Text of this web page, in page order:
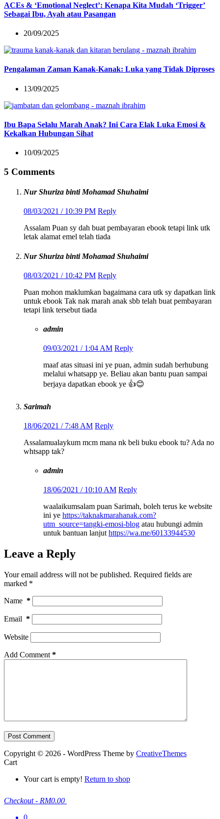
ACEs & ‘Emotional Neglect’: Kenapa Kita Mudah ‘Trigger’
Sebagai Ibu, Ayah atau Pasangan
20/09/2025
Pengalaman Zaman Kanak-Kanak: Luka yang Tidak Diproses
13/09/2025
Ibu Bapa Selalu Marah Anak? Ini Cara Elak Luka Emosi &
Kekalkan Hubungan Sihat
10/09/2025
5 Comments
Nur Shuriza binti Mohamad Shuhaimi
08/03/2021 / 10:39 PM Reply
Assalam Puan sy dah buat pembayaran ebook tetapi link utk
letak alamat emel telah tiada
Nur Shuriza binti Mohamad Shuhaimi
08/03/2021 / 10:42 PM Reply
Puan mohon maklumkan bagaimana cara utk sy dapatkan link
untuk ebook Tak nak marah anak sbb telah buat pembayaran
tetapi link tersebut tiada
admin
09/03/2021 / 1:04 AM Reply
maaf atas situasi ini ye puan, admin sudah berhubung
melalui whatsapp ye. Beliau akan bantu puan sampai
berjaya dapatkan ebook ye 👍😊
Sarimah
18/06/2021 / 7:48 AM Reply
Assalamualaykum mcm mana nk beli buku ebook tu? Ada no
whtsapp tak?
admin
18/06/2021 / 10:10 AM Reply
waalaikumsalam puan Sarimah, boleh terus ke website
ini ye https://taknakmarahanak.com?
utm_source=tangki-emosi-blog atau hubungi admin
untuk bantuan lanjuthttps://wa.me/60133944530
Leave a Reply
Your email address will not be published. Required fields are
marked *
Name *
Email *
Website
Add Comment *
Post Comment
Copyright © 2026 - WordPress Theme by CreativeThemes
Cart
Your cart is empty! Return to shop
Checkout - RM0.00